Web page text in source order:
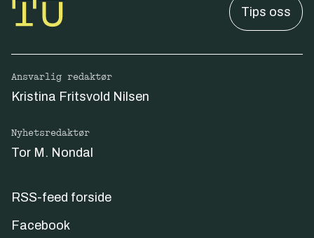
Tips oss
Ansvarlig redaktør
Kristina Fritsvold Nilsen
Nyhetsredaktør
Tor M. Nondal
RSS-feed forside
Facebook